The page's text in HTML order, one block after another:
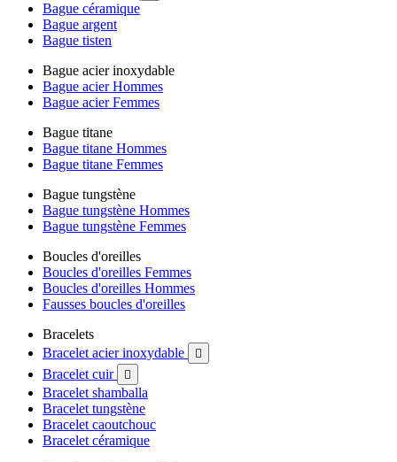
Bague céramique
Bague argent
Bague tisten
Bague acier inoxydable
Bague acier Hommes
Bague acier Femmes
Bague titane
Bague titane Hommes
Bague titane Femmes
Bague tungstène
Bague tungstène Hommes
Bague tungstène Femmes
Boucles d'oreilles
Boucles d'oreilles Femmes
Boucles d'oreilles Hommes
Fausses boucles d'oreilles
Bracelets
Bracelet acier inoxydable

Bracelet cuir 
Bracelet shamballa
Bracelet tungstène
Bracelet caoutchouc
Bracelet céramique